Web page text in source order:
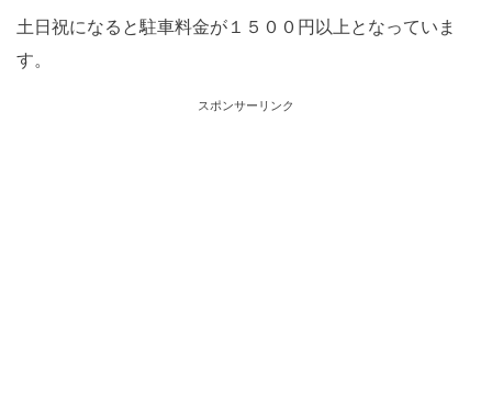
土日祝になると駐車料金が１５００円以上となっていま
す。
スポンサーリンク